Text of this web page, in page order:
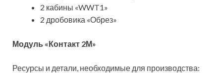
2 кабины «WWT1»
2 дробовика «Обрез»
Модуль «Контакт 2М»
Ресурсы и детали, необходимые для производства: